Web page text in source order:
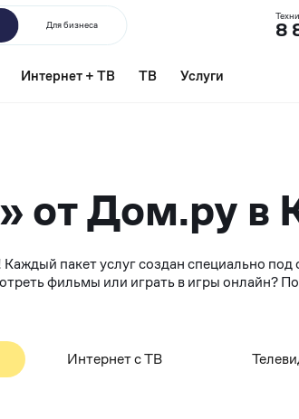
Для бизнеса 8
Интернет + ТВ ТВ Услуги
от Дом.ру в
пакет услуг создан специально
фильмы или играть в игры онлайн?
Интернет с ТВ